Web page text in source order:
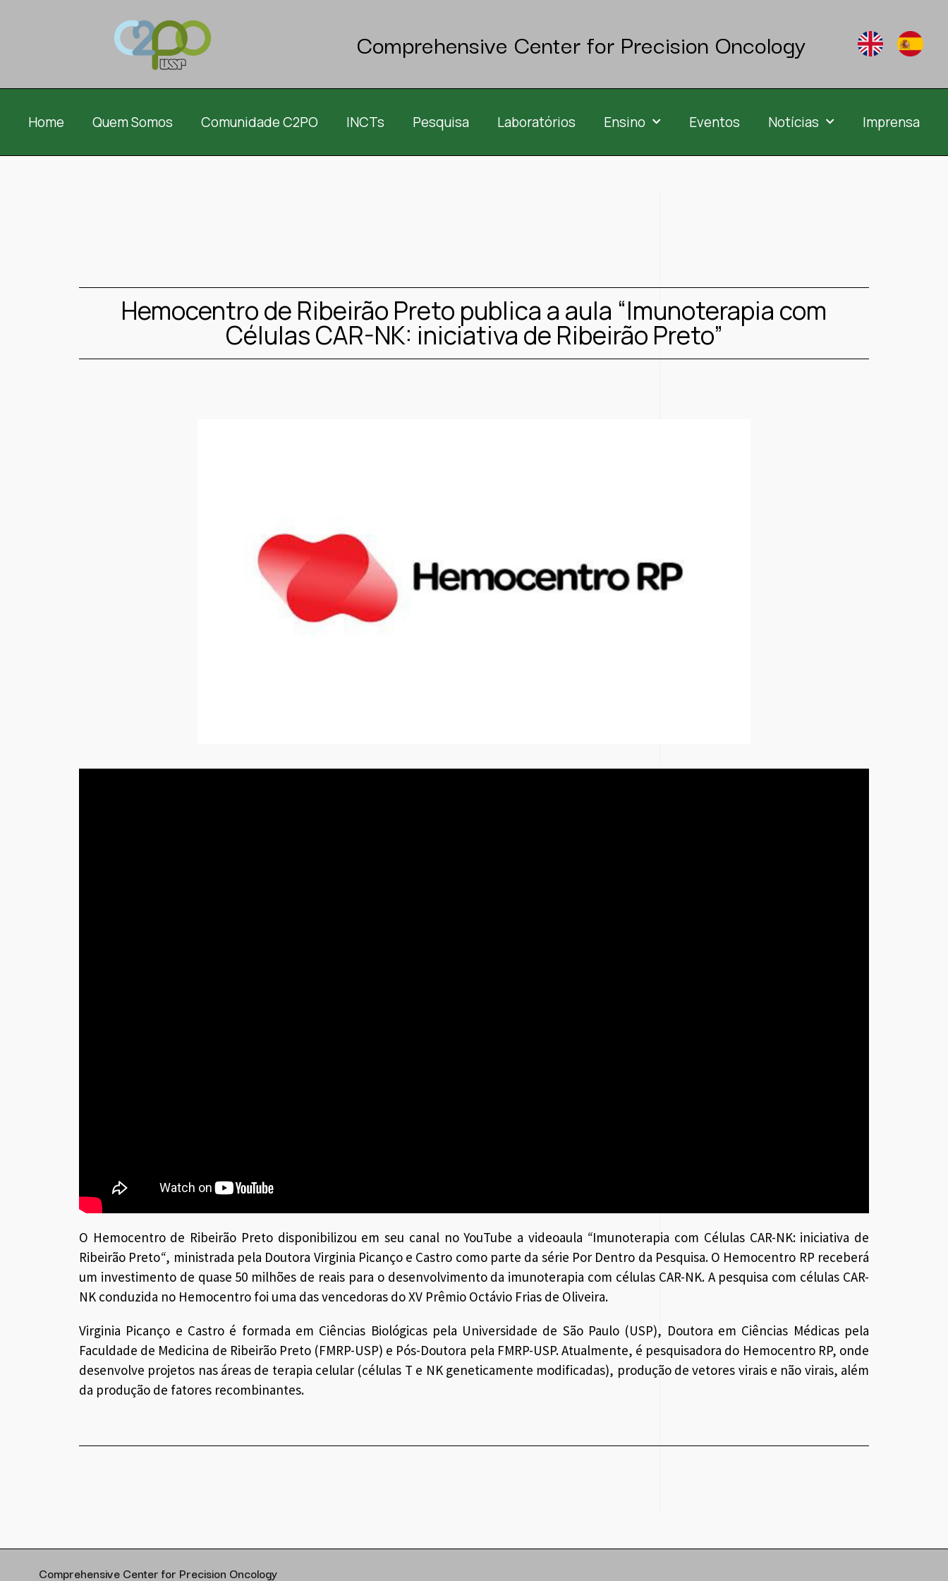
Comprehensive Center for Precision Oncology
Home Quem Somos Comunidade C2PO INCTs Pesquisa Laboratórios Ensino Eventos Notícias Imprensa
Hemocentro de Ribeirão Preto publica a aula “Imunoterapia com
Células CAR-NK: iniciativa de Ribeirão Preto”
O Hemocentro de Ribeirão Preto disponibilizou em seu canal no YouTube a videoaula “Imunoterapia com Células CAR-NK: iniciativa de
Ribeirão Preto“, ministrada pela Doutora Virginia Picanço e Castro como parte da série Por Dentro da Pesquisa. O Hemocentro RP receberá
um investimento de quase 50 milhões de reais para o desenvolvimento da imunoterapia com células CAR-NK. A pesquisa com células CAR-
NK conduzida no Hemocentro foi uma das vencedoras do XV Prêmio Octávio Frias de Oliveira.
Virginia Picanço e Castro é formada em Ciências Biológicas pela Universidade de São Paulo (USP), Doutora em Ciências Médicas pela
Faculdade de Medicina de Ribeirão Preto (FMRP-USP) e Pós-Doutora pela FMRP-USP. Atualmente, é pesquisadora do Hemocentro RP, onde
desenvolve projetos nas áreas de terapia celular (células T e NK geneticamente modificadas), produção de vetores virais e não virais, além
da produção de fatores recombinantes.
Comprehensive Center for Precision Oncology